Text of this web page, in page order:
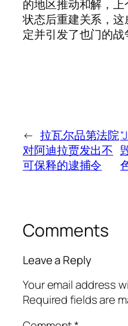
的地区推动和解，
状态后重建关系，
定并引发了也门的战
← 拉瓦尔品第法院
对阿迪拉贾发出不
可保释的逮捕令
Comments
Leave a Reply
Your email address
Required fields are